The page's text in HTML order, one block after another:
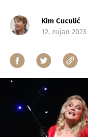
Kim Cuculić
12. rujan 2023